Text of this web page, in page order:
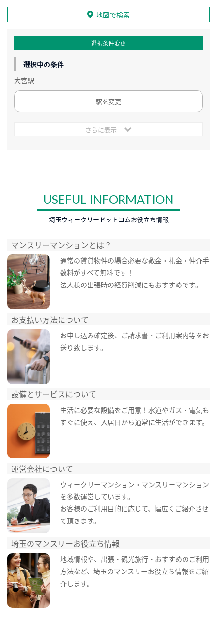
地図で検索
選択条件変更
選択中の条件
大宮駅
駅を変更
さらに表示
USEFUL INFORMATION
埼玉ウィークリードットコムお役立ち情報
マンスリーマンションとは？
通常の賃貸物件の場合必要な敷金・礼金・仲介手
数料がすべて無料です！
法人様の出張時の経費削減にもおすすめです。
お支払い方法について
お申し込み確定後、ご請求書・ご利用案内等をお
送り致します。
設備とサービスについて
生活に必要な設備をご用意！水道やガス・電気も
すぐに使え、入居日から通常に生活ができます。
運営会社について
ウィークリーマンション・マンスリーマンション
を多数運営しています。
お客様のご利用目的に応じて、幅広くご紹介させ
て頂きます。
埼玉のマンスリーお役立ち情報
地域情報や、出張・観光旅行・おすすめのご利用
方法など、埼玉のマンスリーお役立ち情報をご紹
介します。